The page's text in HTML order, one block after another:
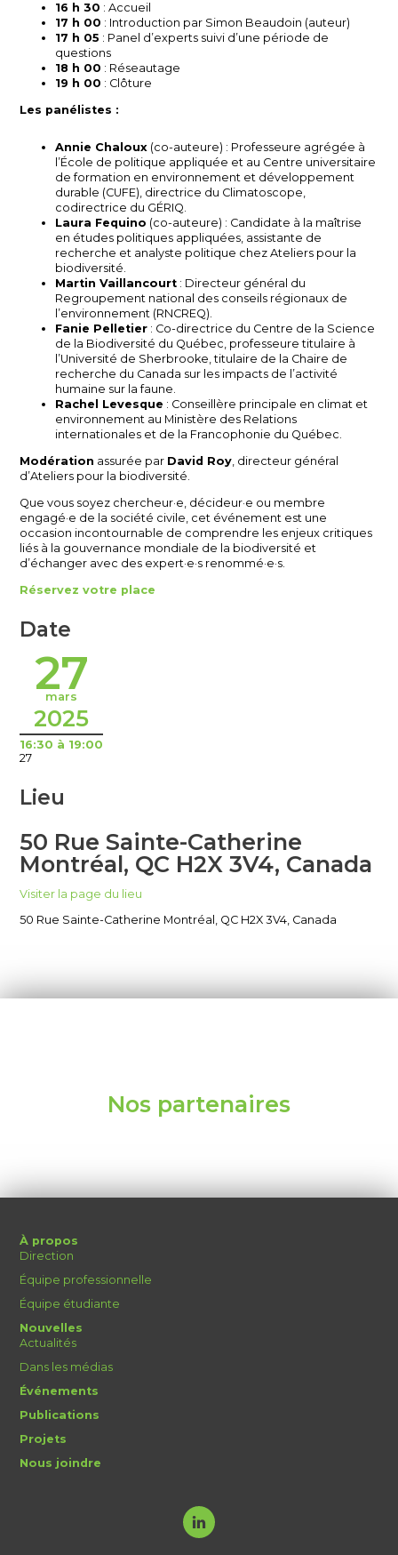
16 h 30 : Accueil
17 h 00 : Introduction par Simon Beaudoin (auteur)
17 h 05 : Panel d’experts suivi d’une période de
questions
18 h 00 : Réseautage
19 h 00 : Clôture
Les panélistes :
Annie Chaloux (co-auteure) : Professeure agrégée à
l’École de politique appliquée et au Centre universitaire
de formation en environnement et développement
durable (CUFE), directrice du Climatoscope,
codirectrice du GÉRIQ.
Laura Fequino (co-auteure) : Candidate à la maîtrise
en études politiques appliquées, assistante de
recherche et analyste politique chez Ateliers pour la
biodiversité.
Martin Vaillancourt : Directeur général du
Regroupement national des conseils régionaux de
l’environnement (RNCREQ).
Fanie Pelletier : Co-directrice du Centre de la Science
de la Biodiversité du Québec, professeure titulaire à
l’Université de Sherbrooke, titulaire de la Chaire de
recherche du Canada sur les impacts de l’activité
humaine sur la faune.
Rachel Levesque : Conseillère principale en climat et
environnement au Ministère des Relations
internationales et de la Francophonie du Québec.
Modération assurée par David Roy, directeur général
d’Ateliers pour la biodiversité.
Que vous soyez chercheur·e, décideur·e ou membre
engagé·e de la société civile, cet événement est une
occasion incontournable de comprendre les enjeux critiques
liés à la gouvernance mondiale de la biodiversité et
d’échanger avec des expert·e·s renommé·e·s.
Réservez votre place
Date
27
mars
2025
16:30 à 19:00
27
Lieu
50 Rue Sainte-Catherine
Montréal, QC H2X 3V4, Canada
Visiter la page du lieu
50 Rue Sainte-Catherine Montréal, QC H2X 3V4, Canada
Nos partenaires
À propos
Direction
Équipe professionnelle
Équipe étudiante
Nouvelles
Actualités
Dans les médias
Événements
Publications
Projets
Nous joindre